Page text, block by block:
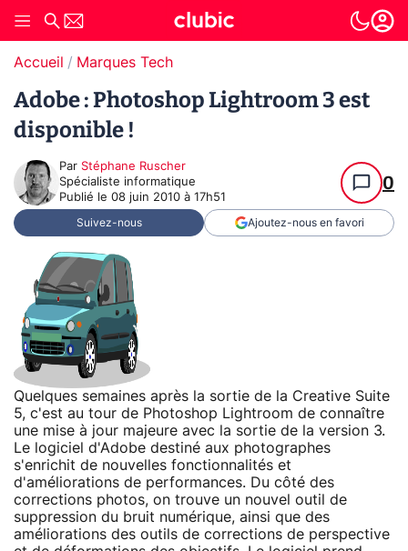
Accueil Marques Tech
Adobe : Photoshop Lightroom 3 est
disponible !
Par Stéphane Ruscher
Spécialiste informatique
Publié le 08 juin 2010 à 17h51
0
Suivez-nous Ajoutez-nous en favori
Quelques semaines après la sortie de la Creative Suite
5, c'est au tour de Photoshop Lightroom de connaître
une mise à jour majeure avec la sortie de la version 3.
Le logiciel d'Adobe destiné aux photographes
s'enrichit de nouvelles fonctionnalités et
d'améliorations de performances. Du côté des
corrections photos, on trouve un nouvel outil de
suppression du bruit numérique, ainsi que des
améliorations des outils de corrections de perspective